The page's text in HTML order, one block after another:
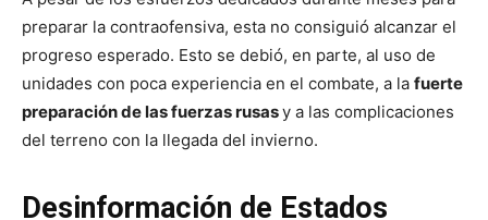
preparar la contraofensiva, esta no consiguió alcanzar el
progreso esperado. Esto se debió, en parte, al uso de
unidades con poca experiencia en el combate, a la fuerte
preparación de las fuerzas rusasy a las complicaciones
del terreno con la llegada del invierno.
Desinformación de Estados